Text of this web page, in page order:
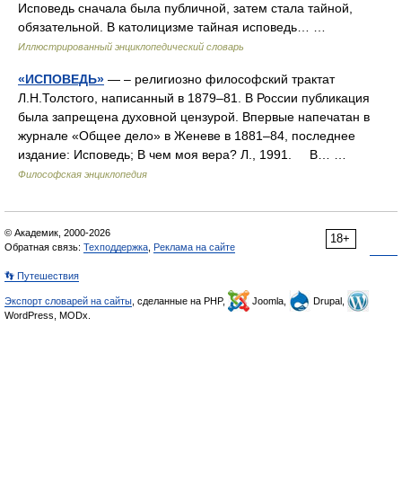
Исповедь сначала была публичной, затем стала тайной,
обязательной. В католицизме тайная исповедь… …
Иллюстрированный энциклопедический словарь
«ИСПОВЕДЬ» — – религиозно философский трактат
Л.Н.Толстого, написанный в 1879–81. В России публикация
была запрещена духовной цензурой. Впервые напечатан в
журнале «Общее дело» в Женеве в 1881–84, последнее
издание: Исповедь; В чем моя вера? Л., 1991. В… …
Философская энциклопедия
18+
© Академик, 2000-2026
Обратная связь: Техподдержка Реклама на сайте
👣 Путешествия
Экспорт словарей на сайты , сделанные на PHP, Joomla,
Drupal,
WordPress, MODx.